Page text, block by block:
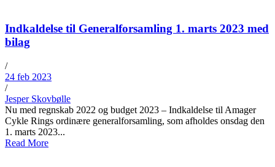
Indkaldelse til Generalforsamling 1. marts 2023 med
bilag
/
24 feb 2023
/
Jesper Skovbølle
Nu med regnskab 2022 og budget 2023 – Indkaldelse til Amager
Cykle Rings ordinære generalforsamling, som afholdes onsdag den
1. marts 2023...
Read More